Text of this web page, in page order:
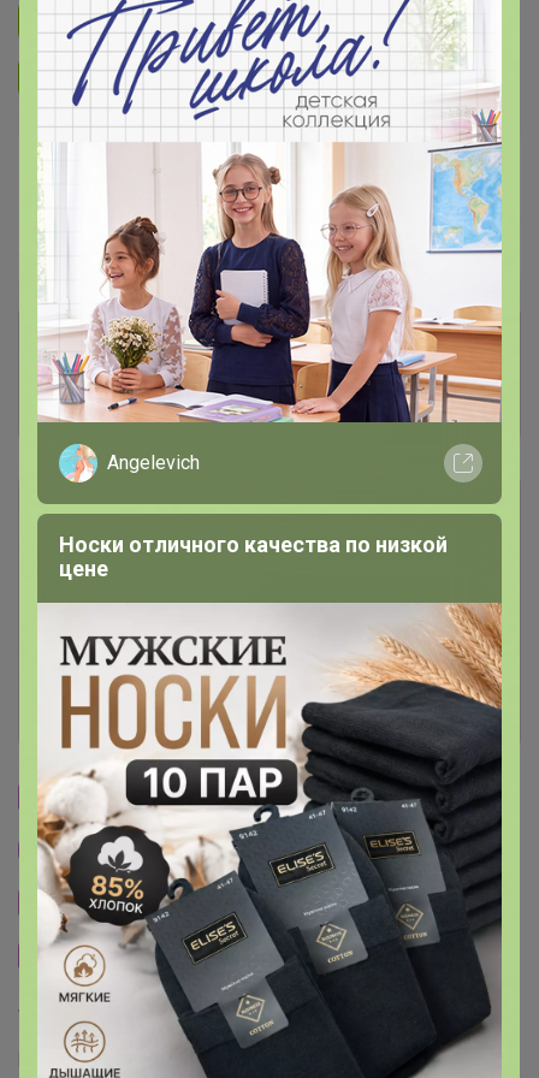
Подписаться на закупку 1.9K
Подписаться на организатора 1.5K
В архиве
—
Собрано
70 %
Ожидание ~ 10 дней
Комментарии к лотам 4.1K
Отзывы участников 695
Описание
Условия участия
Ключевые даты
История проведённых выкупов
Cтраничка организатора
Другие СП организатора Zaichiwka
Сайт закупки
Размерная сетка
Торговые марки
Batterflei™ Luissante™ Evcanbady™ Baiytbily™
Angelevich
Носки отличного качества по низкой
цене